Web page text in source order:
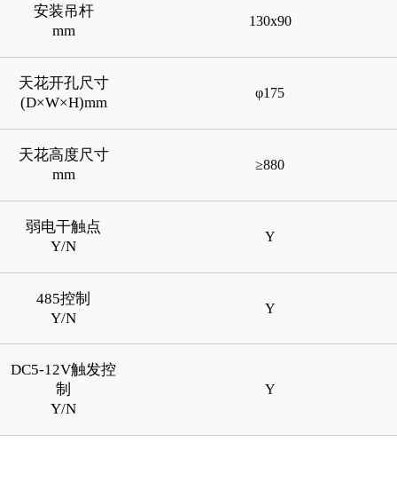
安装吊杆
mm
130x90
天花开孔尺寸
(D×W×H)mm
φ175
天花高度尺寸
mm
≥880
弱电干触点
Y/N
Y
485控制
Y/N
Y
DC5-12V触发控
制
Y/N
Y